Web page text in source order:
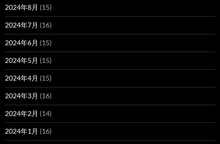
2024年8月 (15)
2024年7月 (16)
2024年6月 (15)
2024年5月 (15)
2024年4月 (15)
2024年3月 (16)
2024年2月 (14)
2024年1月 (16)